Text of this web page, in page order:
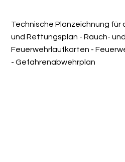
Technische Planzeichnung für
und Rettungsplan - Rauch-
Feuerwehrlaufkarten -
- Gefahrenabwehrplan